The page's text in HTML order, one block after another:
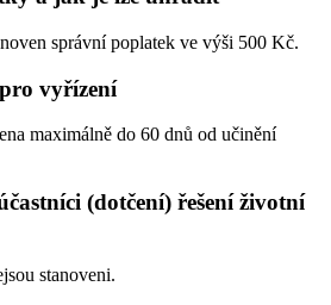
správní poplatek ve výši 500 Kč.
vyřízení
maximálně do 60 dnů od učinění
(dotčení) řešení životní
stanoveni.